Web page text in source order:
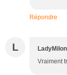
Répondre
L
Vraiment